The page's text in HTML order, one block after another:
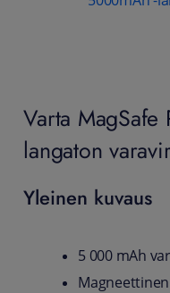
Varta
langaton
Yleinen kuvaus
5 000 mAh